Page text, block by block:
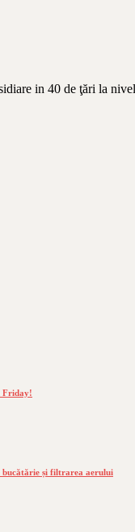
in 40 de ţări la
Friday!
bucătărie și filtrarea aerului